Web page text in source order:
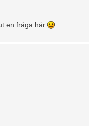
en fråga här